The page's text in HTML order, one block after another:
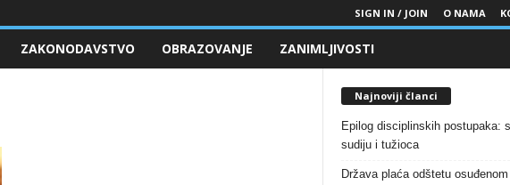
SIGN IN / JOIN O NAMA
ZAKONODAVSTVO OBRAZOVANJE ZANIMLJIVOSTI
Najnoviji članci
Epilog disciplinskih postupaka:
sudiju i tužioca
Država plaća odštetu